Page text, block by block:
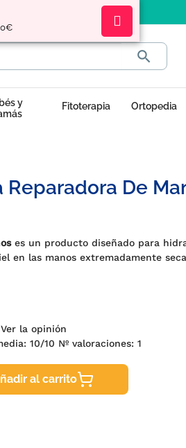

y
Fitoterapia Ortopedia
Reparadora De
es un producto diseñado para
en las manos extremadamente
Ver la opinión
10/10 Nº valoraciones:1
al carrito